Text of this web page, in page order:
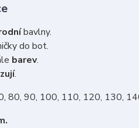
bavlny.
do bot.
barev.
.
80, 90, 100, 110, 120, 130,